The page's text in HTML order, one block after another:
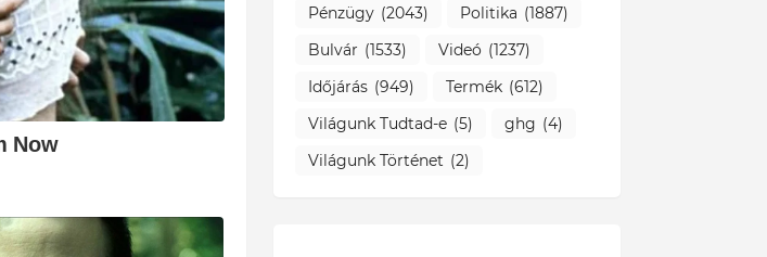
Pénzügy (2043) Politika (1887)
Bulvár (1533) Videó (1237)
Időjárás (949) Termék (612)
Világunk Tudtad-e (5) ghg (4)
Világunk Történet (2)